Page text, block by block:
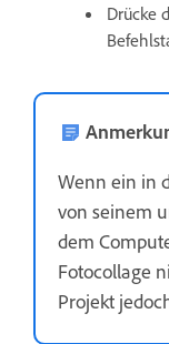
Drücke
Wenn ein in
von seinem
dem
Fotocollage
Projekt